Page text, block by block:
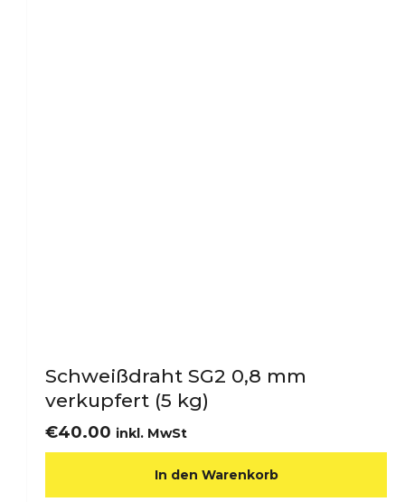
Schweißdraht SG2 0,8 mm
verkupfert (5 kg)
€40.00 inkl. MwSt
In den Warenkorb